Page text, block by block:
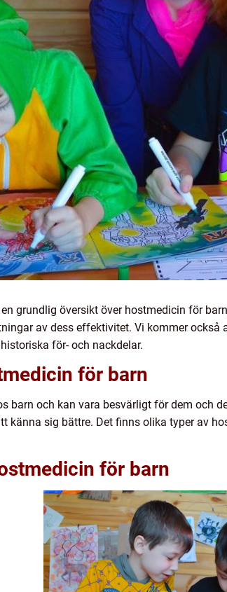
grundlig översikt över hostmedicin för
av dess effektivitet. Vi kommer
för- och nackdelar.
för barn
barn och kan vara besvärligt för dem och
känna sig bättre. Det finns olika typer av
för barn